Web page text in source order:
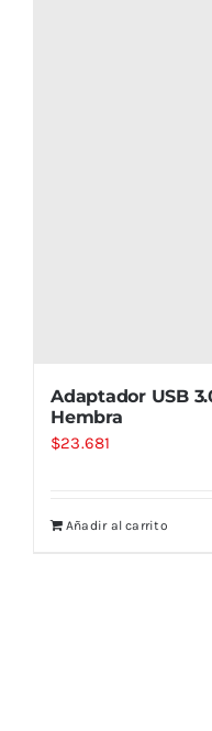
Adaptador USB
Hembra
$23.681
Añadir al carrito